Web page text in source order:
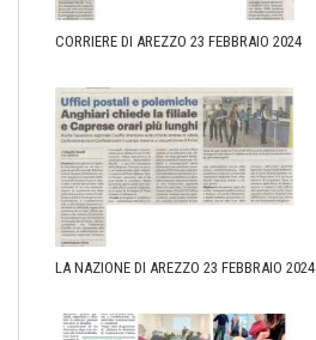
CORRIERE DI AREZZO 23 FEBBRAIO 2024
LA NAZIONE DI AREZZO 23 FEBBRAIO 2024